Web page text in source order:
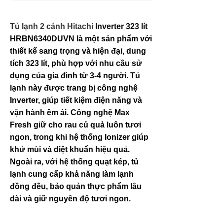
Tủ lạnh 2 cánh Hitachi Inverter 323 lít
HRBN6340DUVN
là một sản phẩm với
thiết kế sang trọng và hiện đại, dung
tích 323 lít, phù hợp với nhu cầu sử
dụng của gia đình từ 3-4 người. Tủ
lạnh này được trang bị công nghệ
Inverter, giúp tiết kiệm điện năng và
vận hành êm ái. Công nghệ Max
Fresh giữ cho rau củ quả luôn tươi
ngon, trong khi hệ thống Ionizer giúp
khử mùi và diệt khuẩn hiệu quả.
Ngoài ra, với hệ thống quạt kép, tủ
lạnh cung cấp khả năng làm lạnh
đồng đều, bảo quản thực phẩm lâu
dài và giữ nguyên độ tươi ngon.